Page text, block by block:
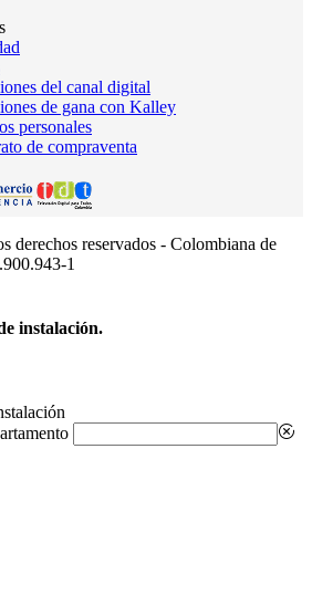
del canal digital
de gana con Kalley
personales
de compraventa
derechos reservados - Colombiana de
1
instalación.